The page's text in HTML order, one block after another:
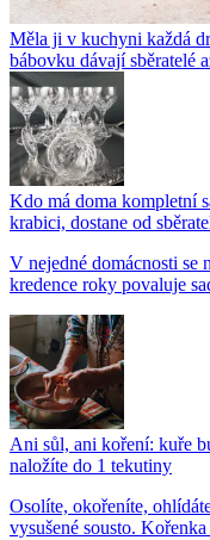
Měla ji v kuchyni každá
bábovku dávají sběratelé
Kdo má doma kompletní
krabici, dostane od
V nejedné domácnosti se
kredence roky povaluje
Ani sůl, ani koření: kuře
naložíte do 1 tekutiny
Osolíte, okořeníte,
vysušené sousto.